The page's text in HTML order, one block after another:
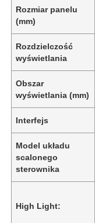
Rozmiar panelu
(mm)
Rozdzielczość
wyświetlania
Obszar
wyświetlania (mm)
Interfejs
Model układu
scalonego
sterownika
High Light: